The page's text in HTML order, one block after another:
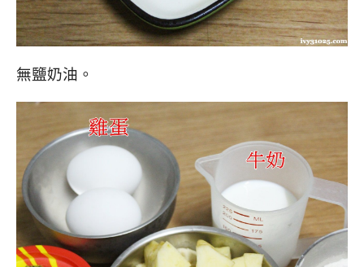
無鹽奶油。